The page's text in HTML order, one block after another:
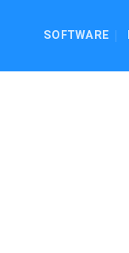
SOFTWARE